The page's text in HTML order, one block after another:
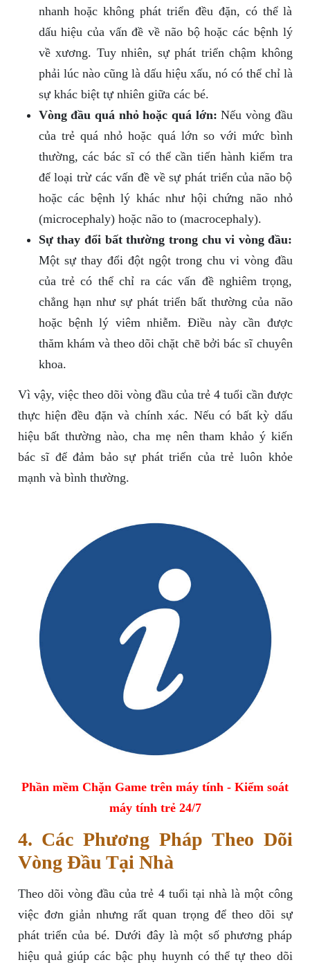
nhanh hoặc không phát triển đều đặn, có thể là
dấu hiệu của vấn đề về não bộ hoặc các bệnh lý
về xương. Tuy nhiên, sự phát triển chậm không
phải lúc nào cũng là dấu hiệu xấu, nó có thể chỉ là
sự khác biệt tự nhiên giữa các bé.
Vòng đầu quá nhỏ hoặc quá lớn: Nếu vòng đầu
của trẻ quá nhỏ hoặc quá lớn so với mức bình
thường, các bác sĩ có thể cần tiến hành kiểm tra
để loại trừ các vấn đề về sự phát triển của não bộ
hoặc các bệnh lý khác như hội chứng não nhỏ
(microcephaly) hoặc não to (macrocephaly).
Sự thay đổi bất thường trong chu vi vòng đầu:
Một sự thay đổi đột ngột trong chu vi vòng đầu
của trẻ có thể chỉ ra các vấn đề nghiêm trọng,
chẳng hạn như sự phát triển bất thường của não
hoặc bệnh lý viêm nhiễm. Điều này cần được
thăm khám và theo dõi chặt chẽ bởi bác sĩ chuyên
khoa.
Vì vậy, việc theo dõi vòng đầu của trẻ 4 tuổi cần được
thực hiện đều đặn và chính xác. Nếu có bất kỳ dấu
hiệu bất thường nào, cha mẹ nên tham khảo ý kiến
bác sĩ để đảm bảo sự phát triển của trẻ luôn khỏe
mạnh và bình thường.
Phần mềm Chặn Game trên máy tính - Kiểm soát
máy tính trẻ 24/7
4. Các Phương Pháp Theo Dõi
Vòng Đầu Tại Nhà
Theo dõi vòng đầu của trẻ 4 tuổi tại nhà là một công
việc đơn giản nhưng rất quan trọng để theo dõi sự
phát triển của bé. Dưới đây là một số phương pháp
hiệu quả giúp các bậc phụ huynh có thể tự theo dõi